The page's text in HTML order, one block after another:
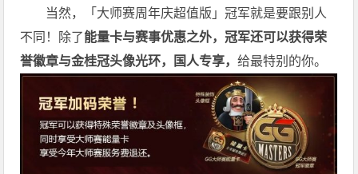
当然，「大师赛周年庆超值版」冠军就是要跟别人
不同！除了能量卡与赛事优惠之外，冠军还可以获得荣
誉徽章与金桂冠头像光环，国人专享，给最特别的你。